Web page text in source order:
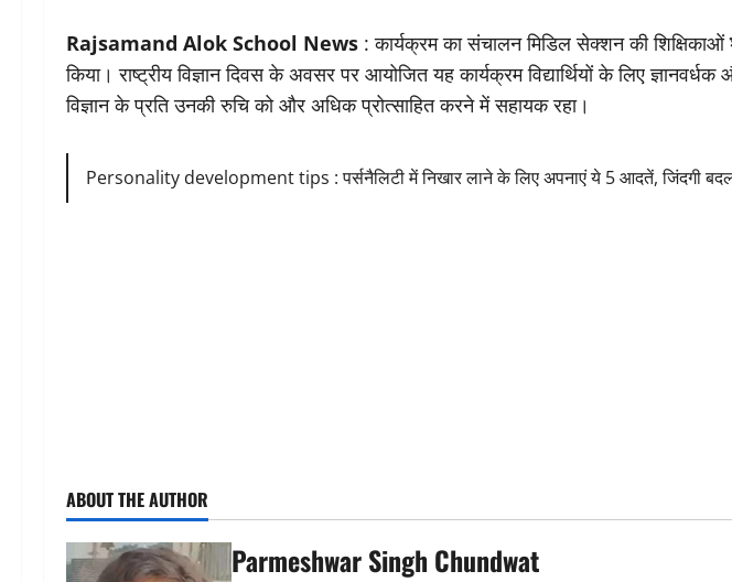
Rajsamand Alok School News : कार्यक्रम का संचालन मिडिल सेक्शन की शिक्षिकाओं
किया। राष्ट्रीय विज्ञान दिवस के अवसर पर आयोजित यह कार्यक्रम विद्यार्थियों के लिए
विज्ञान के प्रति उनकी रुचि को और अधिक प्रोत्साहित करने में सहायक रहा।
Personality development tips : पर्सनैलिटी में निखार लाने के लिए अपनाएं ये 5 आदतें, जिंदगी बदल
ABOUT THE AUTHOR
Parmeshwar Singh Chundwat